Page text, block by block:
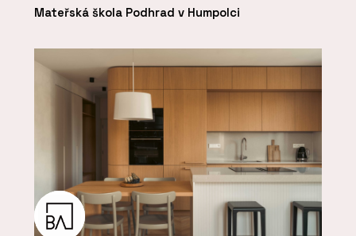
Mateřská škola Podhrad v Humpolci